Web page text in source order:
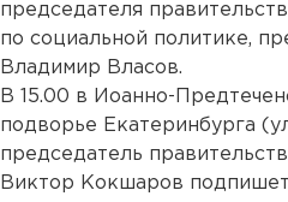
председателя
по социальной политике,
Владимир Власов.
В 15.00 в Иоанно-
подворье Екатеринбурга
председатель
Виктор Кокшаров